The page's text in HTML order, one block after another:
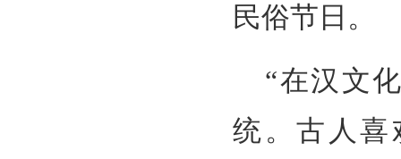
民俗节日。
“在汉文
统。古人喜